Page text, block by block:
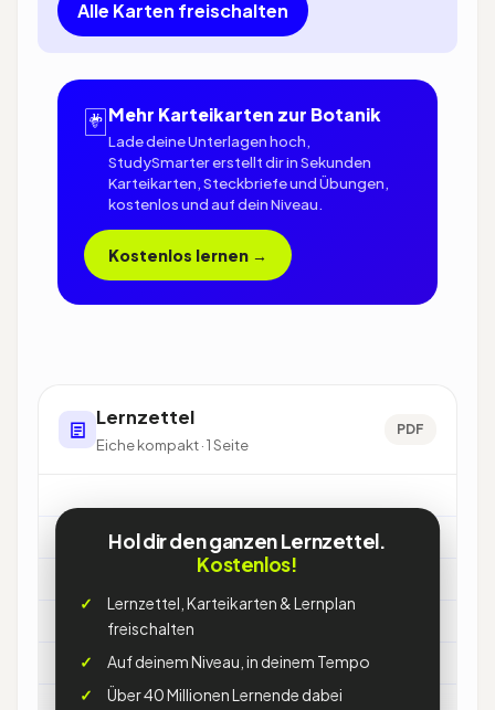
Alle Karten freischalten
🃏Mehr Karteikarten zur Botanik
Lade deine Unterlagen hoch,
StudySmarter erstellt dir in Sekunden
Karteikarten, Steckbriefe und Übungen,
kostenlos und auf dein Niveau.
Kostenlos lernen →
Lernzettel
Eiche kompakt · 1 Seite
PDF
Eiche
Was
→
Laubbaum, Gattung Quercus
(Buchengewächse)
Hol dir den ganzen Lernzettel.
Kostenlos!
Lernzettel, Karteikarten & Lernplan
freischalten
Auf deinem Niveau, in deinem Tempo
Über 40 Millionen Lernende dabei